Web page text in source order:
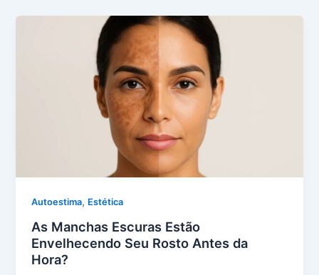
Autoestima, Estética
As Manchas Escuras Estão
Envelhecendo Seu Rosto Antes da
Hora?